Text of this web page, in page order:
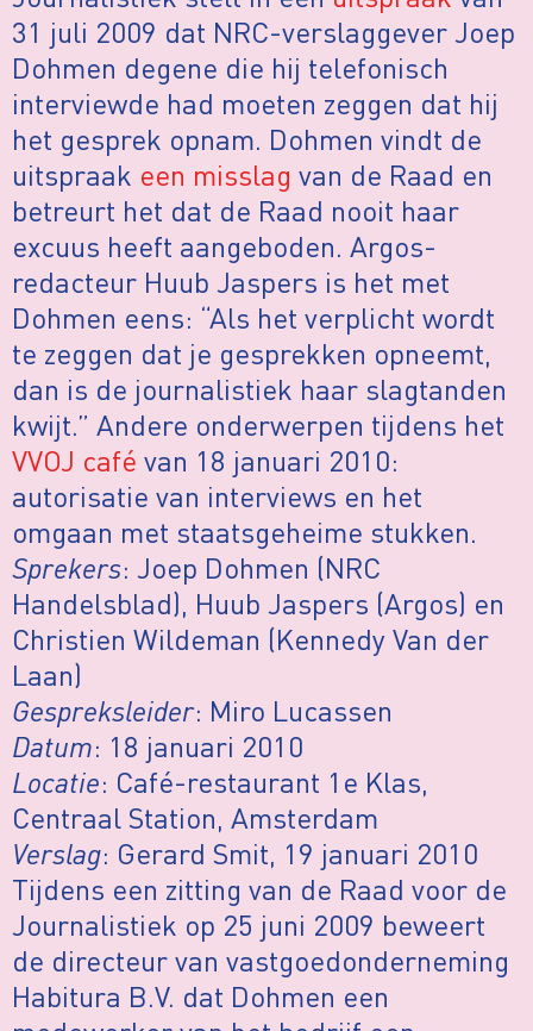
31 juli 2009 dat NRC-verslaggever Joep
Dohmen degene die hij telefonisch
interviewde had moeten zeggen dat hij
het gesprek opnam. Dohmen vindt de
uitspraak een misslag van de Raad en
betreurt het dat de Raad nooit haar
excuus heeft aangeboden. Argos-
redacteur Huub Jaspers is het met
Dohmen eens: “Als het verplicht wordt
te zeggen dat je gesprekken opneemt,
dan is de journalistiek haar slagtanden
kwijt.” Andere onderwerpen tijdens het
VVOJ café van 18 januari 2010:
autorisatie van interviews en het
omgaan met staatsgeheime stukken.
Sprekers: Joep Dohmen (NRC
Handelsblad), Huub Jaspers (Argos) en
Christien Wildeman (Kennedy Van der
Laan)
Gespreksleider: Miro Lucassen
Datum: 18 januari 2010
Locatie: Café-restaurant 1e Klas,
Centraal Station, Amsterdam
Verslag: Gerard Smit, 19 januari 2010
Tijdens een zitting van de Raad voor de
Journalistiek op 25 juni 2009 beweert
de directeur van vastgoedonderneming
Habitura B.V. dat Dohmen een